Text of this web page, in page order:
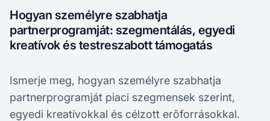
Hogyan személyre szabhatja
partnerprogramját: szegmentálás, egyedi
kreatívok és testreszabott támogatás
Ismerje meg, hogyan személyre szabhatja
partnerprogramját piaci szegmensek szerint,
egyedi kreatívokkal és célzott erőforrásokkal.